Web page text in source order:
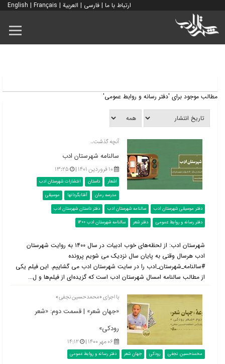
ارتباط با ما | فارسی | العربية |
English | Français
مطالب موجود برای 'دفتر رسانه و روابط عمومی'
آنچه گذشت..
سالنامه شهرستان ادب
۱۰ فروردین ۱۴۰۱ | ۱۳:۲۵
اشعار داستان
انتشارات شهرستان ادب
مدرسه رمان
آفتابگردانها
موسیقی
دفتر موسیقی شهرستان ادب
سالنامه شهرستان ادب
دفتر داستان شهرستان ادب
دفتر رسانه و روابط عمومی
دفتر شعر سالنامه شهرستان ادب 1400
شهرستان ادب: از لحظه‌های خوب ادبیات در سال ۱۴۰۰ به روایت شهرستان
ادب هرسال وقتی به پایان سال نزدیک می شویم پرونده
#سالنامه_شهرستان_ادب را در سایت شهرستان ادب می گشاییم. این فیلم یکی
از مطالب سالنامه امسال شهرستان ادب است که گزیده‌ای از فیلم‌ها و ل...
با اجرای «محمدحسین نجفی»
«جهان شعر» | قسمت دوم: «شعر
رودکی»
۰۶ مهر ۱۴۰۰ | ۱۴:۱۲
محمدحسین نجفی رودکی جهان شعر دفتر رسانه و روابط عمومی